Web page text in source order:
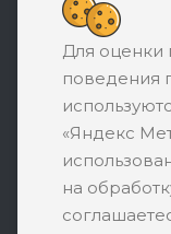
+7 (495) 532-
ЗАКАЗАТЬ ЗВОНОК
111398,
Для оценки
поведения
«Яндекс
на